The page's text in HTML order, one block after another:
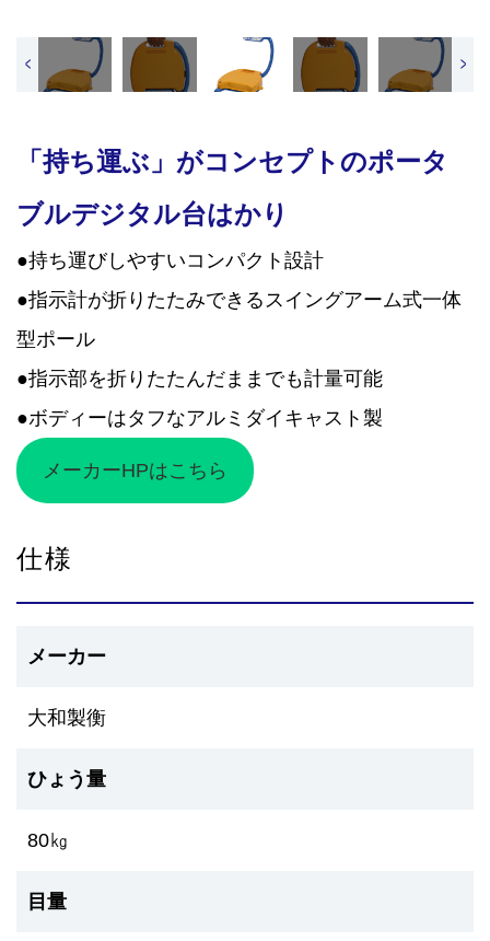
< >
「持ち運ぶ」がコンセプトのポータ
ブルデジタル台はかり
●持ち運びしやすいコンパクト設計
●指示計が折りたたみできるスイングアーム式一体
型ポール
●指示部を折りたたんだままでも計量可能
●ボディーはタフなアルミダイキャスト製
メーカーHPはこちら
仕様
メーカー
大和製衡
ひょう量
80㎏
目量